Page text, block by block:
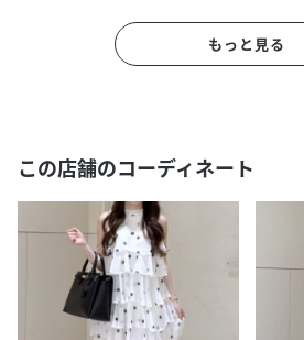
もっと見る
この店舗のコーディネート